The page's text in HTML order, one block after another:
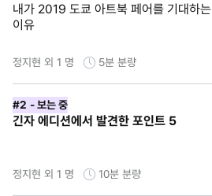
내가 2019 도쿄 아트북 페어를 기대하는
이유
정지현 외 1 명 5분 분량
#2 - 보는 중
긴자 에디션에서 발견한 포인트 5
정지현 외 1 명 10분 분량